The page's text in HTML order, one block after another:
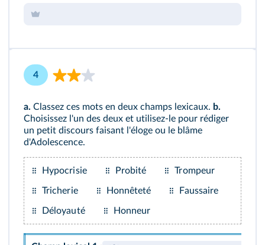
4
a. Classez ces mots en deux champs lexicaux. b.
Choisissez l'un des deux et utilisez-le pour rédiger
un petit discours faisant l'éloge ou le blâme
d'Adolescence.
Hypocrisie Probité Trompeur
Tricherie Honnêteté Faussaire
Déloyauté Honneur